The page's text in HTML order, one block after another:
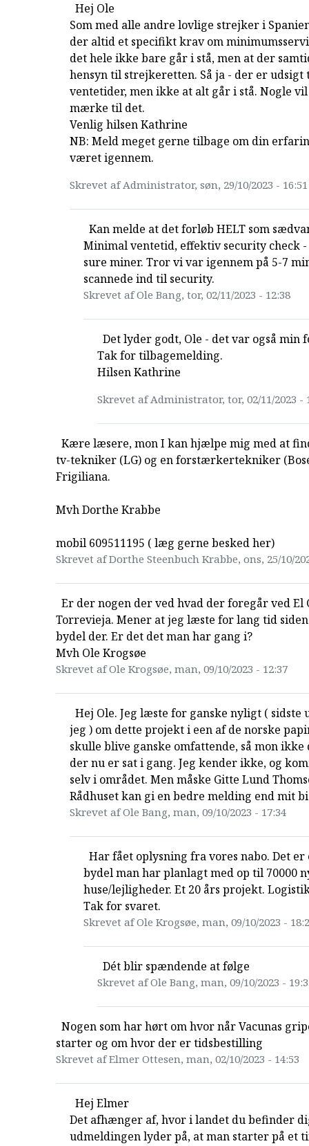
Hej Ole
Som med alle andre lovlige strejker i
der altid et specifikt krav om
det hele ikke bare går i stå, men at der
hensyn til strejkeretten. Så ja - der er
ventetider, men ikke at alt går i stå. Nogle
mærke til det.
Venlig hilsen Kathrine
NB: Meld meget gerne tilbage om din
været igennem.
Skrevet af Administrator, søn, 29/10/2023 - 16:51
Kan melde at det forløb HELT som
Minimal ventetid, effektiv security check
sure miner. Tror vi var igennem på 5-7
scannede ind til security.
Skrevet af Ole Bang, tor, 02/11/2023 - 12:38
Det lyder godt, Ole - det var også min
Tak for tilbagemelding.
Hilsen Kathrine
Skrevet af Administrator, tor, 02/11/2023 -
Kære læsere, mon I kan hjælpe mig med at
tv-tekniker (LG) og en forstærkertekniker
Frigiliana.
Mvh Dorthe Krabbe
mobil 609511195 ( læg gerne besked her)
Skrevet af Dorthe Steenbuch Krabbe, ons, 25/10/
Er der nogen der ved hvad der foregår ved El
Torrevieja. Mener at jeg læste for lang tid
bydel der. Er det det man har gang i?
Mvh Ole Krogsøe
Skrevet af Ole Krogsøe, man, 09/10/2023 - 12:37
Hej Ole. Jeg læste for ganske nyligt ( sidste
jeg ) om dette projekt i een af de norske
skulle blive ganske omfattende, så mon ikke
der nu er sat i gang. Jeg kender ikke, og
selv i området. Men måske Gitte Lund
Rådhuset kan gi en bedre melding end mit
Skrevet af Ole Bang, man, 09/10/2023 - 17:34
Har fået oplysning fra vores nabo. Det er
bydel man har planlagt med op til 70000
huse/lejligheder. Et 20 års projekt.
Tak for svaret.
Skrevet af Ole Krogsøe, man, 09/10/2023 -
Dét blir spændende at følge
Skrevet af Ole Bang, man, 09/10/2023 -
Nogen som har hørt om hvor når Vacunas
starter og om hvor der er tidsbestilling
Skrevet af Elmer Ottesen, man, 02/10/2023 - 14:53
Hej Elmer
Det afhænger af, hvor i landet du befinder
udmeldingen lyder på, at man starter på et